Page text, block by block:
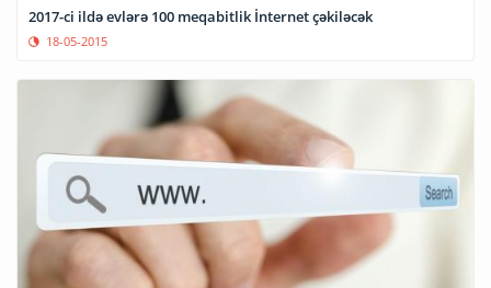
2017-ci ildə evlərə 100 meqabitlik İnternet çəkiləcək
18-05-2015